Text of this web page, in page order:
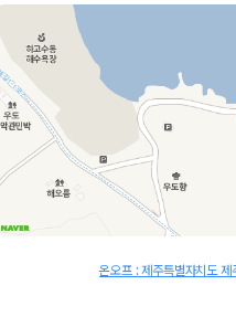
온오프 : 제주특별자치도